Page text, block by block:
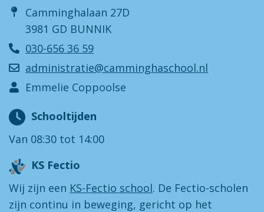
Camminghalaan 27D
3981 GD BUNNIK
030-656 36 59
administratie@camminghaschool.nl
Emmelie Coppoolse
Schooltijden
Van 08:30 tot 14:00
KS Fectio
Wij zijn een KS-Fectio school. De Fectio-scholen
zijn continu in beweging, gericht op het